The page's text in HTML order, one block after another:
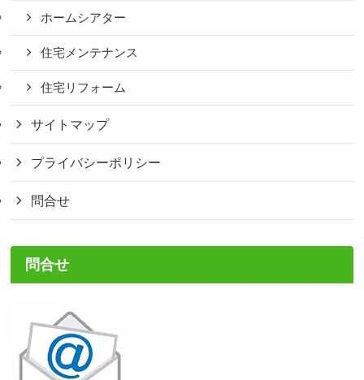
ホームシアター
住宅メンテナンス
住宅リフォーム
サイトマップ
プライバシーポリシー
問合せ
問合せ